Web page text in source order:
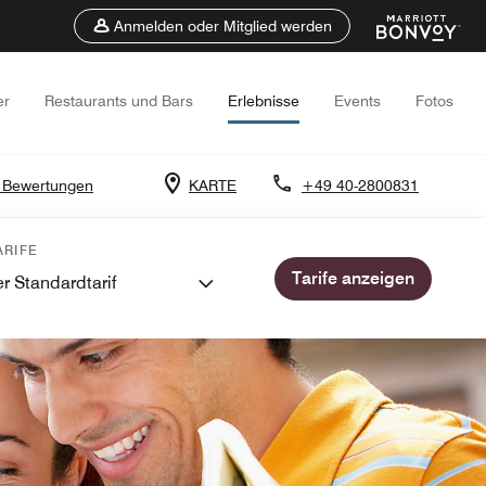
Anmelden oder Mitglied werden
Restaurants und Bars Erlebnisse Events Fotos
KARTE +49 40-2800831
Standardtarif Tarife anzeigen